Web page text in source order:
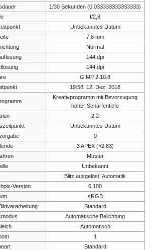
1/30 Sekunden (0,033333333333333)
f/2,8
Unbekanntes Datum
7,8 mm
Normal
144 dpi
144 dpi
GIMP 2.10.8
19:58, 12. Dez. 2018
Kreativprogramm mit Bevorzugung
hoher Schärfentiefe
2.2
Unbekanntes Datum
0
3 APEX (f/2,83)
Muster
Unbekannt
Blitz ausgelöst, Automatik
Version
0.100
sRGB
Standard
Automatische Belichtung
Automatisch
1
Standard